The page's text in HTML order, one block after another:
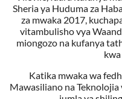
Sheria ya Huduma za
za mwaka 2017,
vitambulisho vya
miongozo na kufanya
Katika mwaka wa
Mawasiliano na